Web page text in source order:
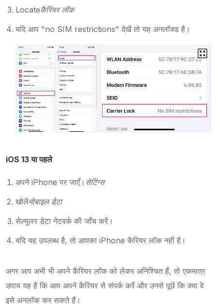
Locateकैरियर लॉक
यदि आप "no SIM restrictions" देखें तो यह अनलॉक्ड है।
iOS 13 या पहले
अपने iPhone पर जाएँ। सेटिंग्स
खोलेंमोबाइल डेटा
सेल्युलर डेटा नेटवर्क की जाँच करें।
यदि यह उपलब्ध है, तो आपका iPhone कैरियर लॉक नहीं है।
अगर आप अभी भी अपने कैरियर लॉक को लेकर अनिश्चित हैं, तो एकमात्र
उपाय यह है कि आप अपने कैरियर से संपर्क करें और उनसे पूछें कि क्या वे
इसे अनलॉक कर सकते हैं।